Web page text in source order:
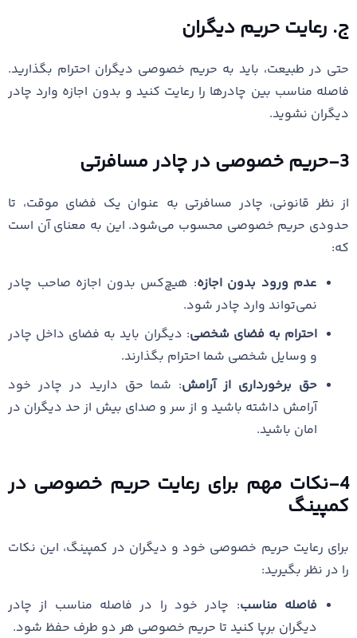
ج. رعایت حریم دیگران
حتی در طبیعت، باید به حریم خصوصی دیگران احترام بگذارید.
فاصله مناسب بین چادرها را رعایت کنید و بدون اجازه وارد چادر
دیگران نشوید.
3-حریم خصوصی در چادر مسافرتی
از نظر قانونی، چادر مسافرتی به عنوان یک فضای موقت، تا
حدودی حریم خصوصی محسوب می‌شود. این به معنای آن است
که:
عدم ورود بدون اجازه: هیچ‌کس بدون اجازه صاحب چادر
نمی‌تواند وارد چادر شود.
احترام به فضای شخصی: دیگران باید به فضای داخل چادر
و وسایل شخصی شما احترام بگذارند.
حق برخورداری از آرامش: شما حق دارید در چادر خود
آرامش داشته باشید و از سر و صدای بیش از حد دیگران در
امان باشید.
4-نکات مهم برای رعایت حریم خصوصی در
کمپینگ
برای رعایت حریم خصوصی خود و دیگران در کمپینگ، این نکات
را در نظر بگیرید:
فاصله مناسب: چادر خود را در فاصله مناسب از چادر
دیگران برپا کنید تا حریم خصوصی هر دو طرف حفظ شود.